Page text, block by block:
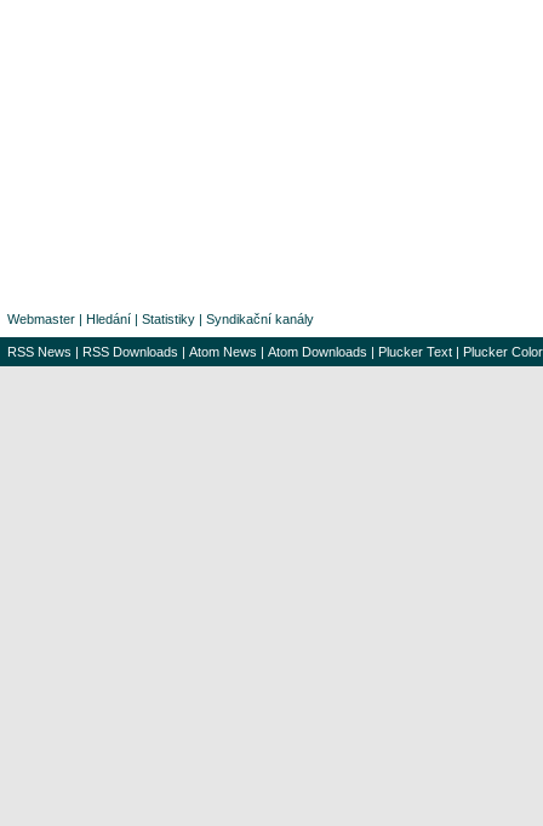
Webmaster | Hledání | Statistiky | Syndikační kanály
RSS News | RSS Downloads | Atom News | Atom Downloads | Plucker Text | Plucker Color